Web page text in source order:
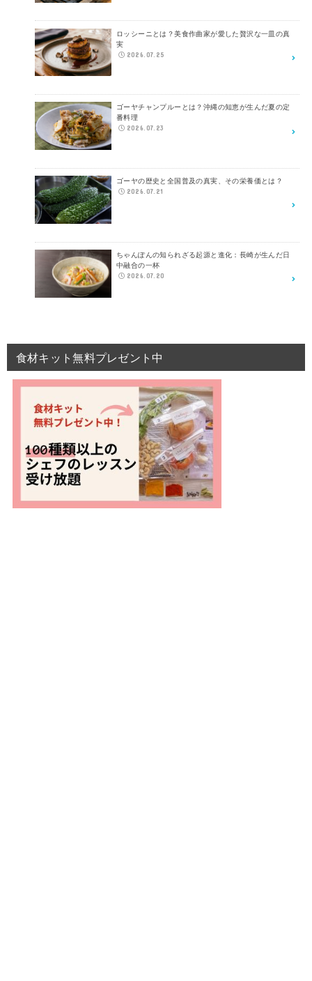
ロッシーニとは？美食作曲家が愛した贅沢な一皿の真
実
2026.07.25
ゴーヤチャンプルーとは？沖縄の知恵が生んだ夏の定
番料理
2026.07.23
ゴーヤの歴史と全国普及の真実、その栄養価とは？
2026.07.21
ちゃんぽんの知られざる起源と進化：長崎が生んだ日
中融合の一杯
2026.07.20
食材キット無料プレゼント中